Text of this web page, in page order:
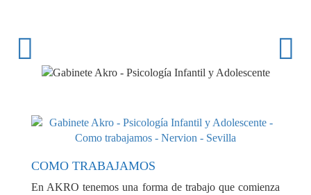
Pasar
contenido
COMO TRABAJAMOS
En AKRO tenemos una forma de trabajo que comienza